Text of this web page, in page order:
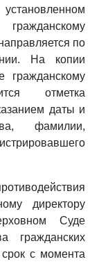
по
На копии
гражданскому
отметка
даты и
фамилии,
директору
Суде
гражданских
с момента